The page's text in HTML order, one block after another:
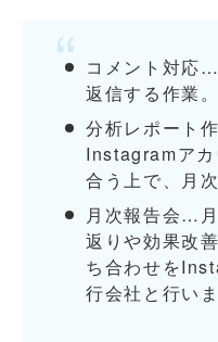
コメント対応
返信する作業。
分析レポート
Instagramアカ
合う上で、月
月次報告会…
返りや効果改
ち合わせを
行会社と行いま